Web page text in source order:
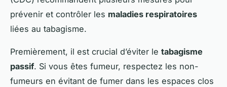
prévenir et contrôler les maladies respiratoires
liées au tabagisme.
Premièrement, il est crucial d’éviter le tabagisme
passif. Si vous êtes fumeur, respectez les non-
fumeurs en évitant de fumer dans les espaces clos